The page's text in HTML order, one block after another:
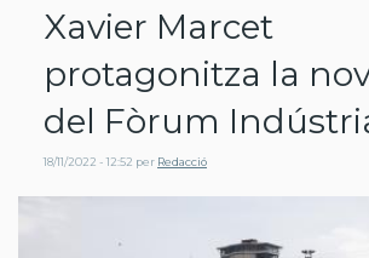
Xavier Marcet
protagonitza la
del Fòrum
18/11/2022 - 12:52 per Redacció